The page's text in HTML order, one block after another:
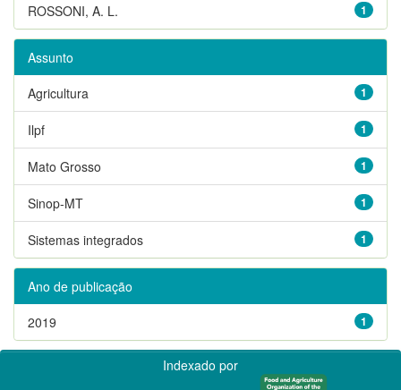
1
ROSSONI, A. L.
Assunto
1
Agricultura
1
Ilpf
1
Mato Grosso
1
Sinop-MT
1
Sistemas integrados
Ano de publicação
1
2019
Indexado por